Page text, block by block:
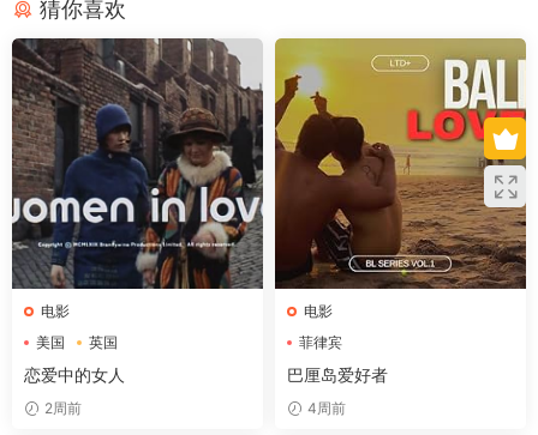
猜你喜欢
电影
美国
英国
恋爱中的女人
2周前
电影
菲律宾
巴厘岛爱好者
4周前